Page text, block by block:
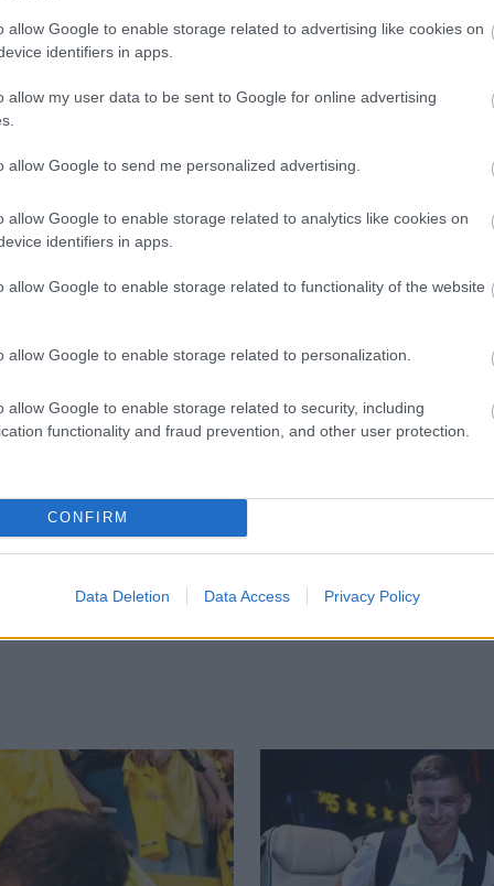
allow Google to enable storage related to advertising like cookies on
identifiers in apps.
allow my user data to be sent to Google for online advertising
allow Google to send me personalized advertising.
allow Google to enable storage related to analytics like cookies on
identifiers in apps.
allow Google to enable storage related to functionality of the website
allow Google to enable storage related to personalization.
allow Google to enable storage related to security, including
functionality and fraud prevention, and other user protection.
CONFIRM
Data Deletion Data Access Privacy Policy
Κώστας Νικολακόπουλος
δύσκολα
06/08/2026 - 16:38